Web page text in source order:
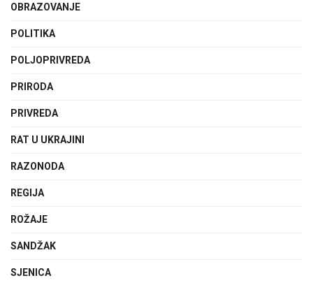
OBRAZOVANJE
POLITIKA
POLJOPRIVREDA
PRIRODA
PRIVREDA
RAT U UKRAJINI
RAZONODA
REGIJA
ROŽAJE
SANDŽAK
SJENICA